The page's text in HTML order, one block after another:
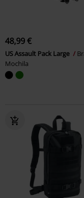
48,99 €
US Assault Pack Large
Mochila